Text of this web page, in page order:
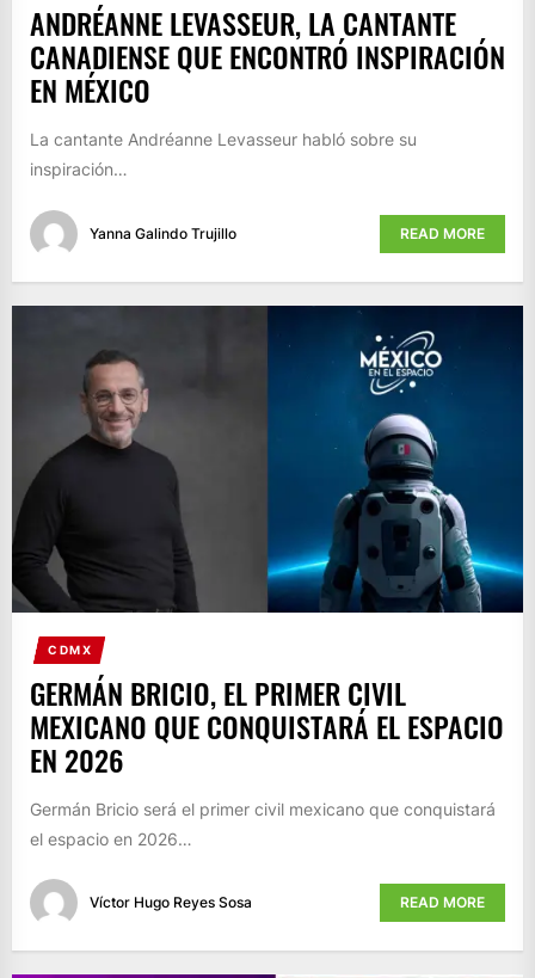
ANDRÉANNE LEVASSEUR, LA CANTANTE
CANADIENSE QUE ENCONTRÓ INSPIRACIÓN
EN MÉXICO
La cantante Andréanne Levasseur habló sobre su
inspiración…
Yanna Galindo Trujillo READ MORE
CDMX
GERMÁN BRICIO, EL PRIMER CIVIL
MEXICANO QUE CONQUISTARÁ EL ESPACIO
EN 2026
Germán Bricio será el primer civil mexicano que conquistará
el espacio en 2026…
Víctor Hugo Reyes Sosa READ MORE